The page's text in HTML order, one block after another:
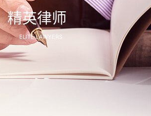
精英律师
ELITE LAWYERS